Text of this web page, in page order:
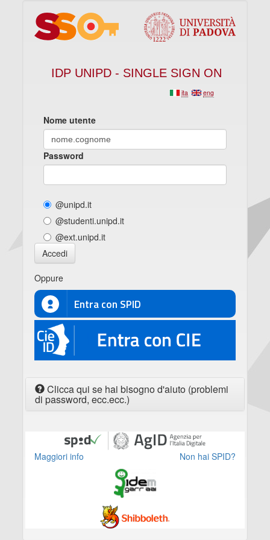
IDP UNIPD - SINGLE SIGN ON
eng
ita
Nome utente
Password
@unipd.it
@studenti.unipd.it
@ext.unipd.it
Accedi
Oppure
Entra con SPID
CIE
Clicca qui se hai bisogno d'aiuto (problemi
di password, ecc.ecc.)
Maggiori info Non hai SPID?